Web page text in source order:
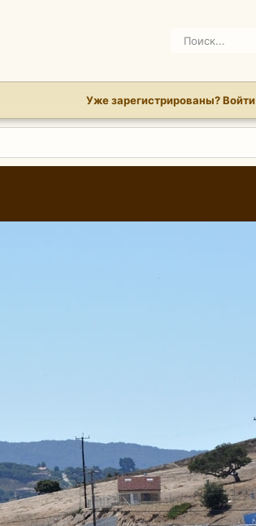
Уже зарегистрированы? Войти